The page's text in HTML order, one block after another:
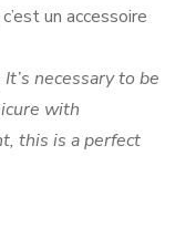
un accessoire
necessary to be
with
this is a perfect